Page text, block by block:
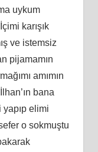
uykum
karışık
ve istemsiz
pijamamın
amımın
bana
yapıp elimi
o sokmuştu